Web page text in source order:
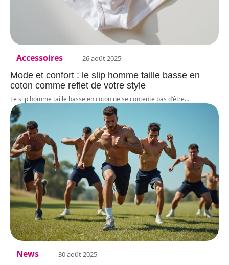
Accessoires 26 août 2025
Mode et confort : le slip homme taille basse en
coton comme reflet de votre style
Le slip homme taille basse en coton ne se contente pas d'être…
News 30 août 2025